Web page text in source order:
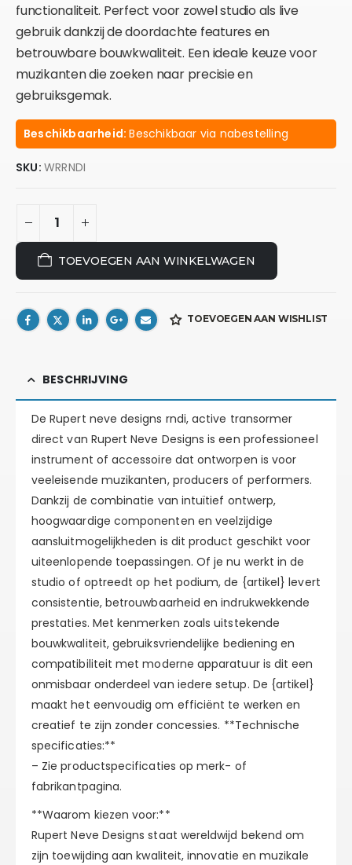
functionaliteit. Perfect voor zowel studio als live
gebruik dankzij de doordachte features en
betrouwbare bouwkwaliteit. Een ideale keuze voor
muzikanten die zoeken naar precisie en
gebruiksgemak.
Beschikbaarheid:Beschikbaar via nabestelling
SKU: WRRNDI
TOEVOEGEN AAN WINKELWAGEN
TOEVOEGEN AAN WISHLIST
BESCHRIJVING
De Rupert neve designs rndi, active transormer
direct van Rupert Neve Designs is een professioneel
instrument of accessoire dat ontworpen is voor
veeleisende muzikanten, producers of performers.
Dankzij de combinatie van intuïtief ontwerp,
hoogwaardige componenten en veelzijdige
aansluitmogelijkheden is dit product geschikt voor
uiteenlopende toepassingen. Of je nu werkt in de
studio of optreedt op het podium, de {artikel} levert
consistentie, betrouwbaarheid en indrukwekkende
prestaties. Met kenmerken zoals uitstekende
bouwkwaliteit, gebruiksvriendelijke bediening en
compatibiliteit met moderne apparatuur is dit een
onmisbaar onderdeel van iedere setup. De {artikel}
maakt het eenvoudig om efficiënt te werken en
creatief te zijn zonder concessies. **Technische
specificaties:**
– Zie productspecificaties op merk- of
fabrikantpagina.
**Waarom kiezen voor:**
Rupert Neve Designs staat wereldwijd bekend om
zijn toewijding aan kwaliteit, innovatie en muzikale